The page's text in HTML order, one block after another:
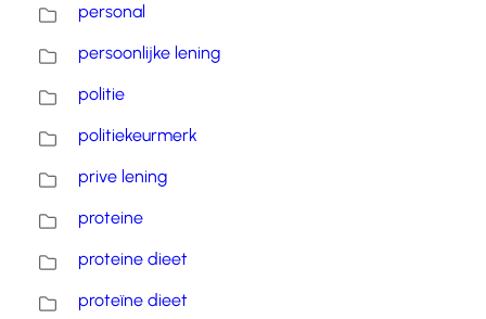
personal
persoonlijke lening
politie
politiekeurmerk
prive lening
proteine
proteine dieet
proteïne dieet